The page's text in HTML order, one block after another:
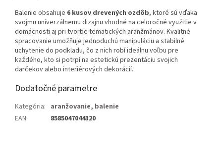
Balenie obsahuje 6 kusov drevených ozdôb, ktoré sú vďaka
svojmu univerzálnemu dizajnu vhodné na celoročné využitie v
domácnosti aj pri tvorbe tematických aranžmánov. Kvalitné
spracovanie umožňuje jednoduchú manipuláciu a stabilné
uchytenie do podkladu, čo z nich robí ideálnu voľbu pre
každého, kto si potrpí na estetickú prezentáciu svojich
darčekov alebo interiérových dekorácií.
Dodatočné parametre
Kategória: aranžovanie, balenie
EAN: 8585047044320